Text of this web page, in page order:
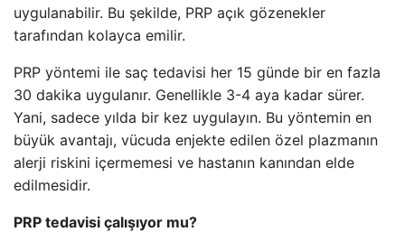
uygulanabilir. Bu şekilde, PRP açık gözenekler
tarafından kolayca emilir.
PRP yöntemi ile saç tedavisi her 15 günde bir en fazla
30 dakika uygulanır. Genellikle 3-4 aya kadar sürer.
Yani, sadece yılda bir kez uygulayın. Bu yöntemin en
büyük avantajı, vücuda enjekte edilen özel plazmanın
alerji riskini içermemesi ve hastanın kanından elde
edilmesidir.
PRP tedavisi çalışıyor mu?